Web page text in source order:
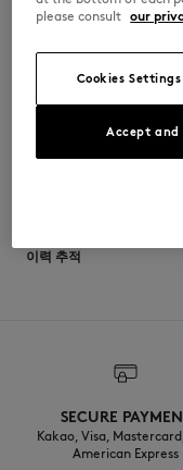
섬세한 핸드 페인팅 체커
QU08104O0010-0543
100% PORCELAIN
이력 추적
SECURE
Kakao, Visa,
American Express
please consult our
Cookies Settings
Accept and